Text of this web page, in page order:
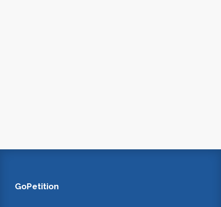
GoPetition